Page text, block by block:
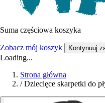
Suma częściowa koszyka
Zobacz mój koszyk Kontynuuj
Loading...
Strona główna
/ Dziecięce skarpetki do